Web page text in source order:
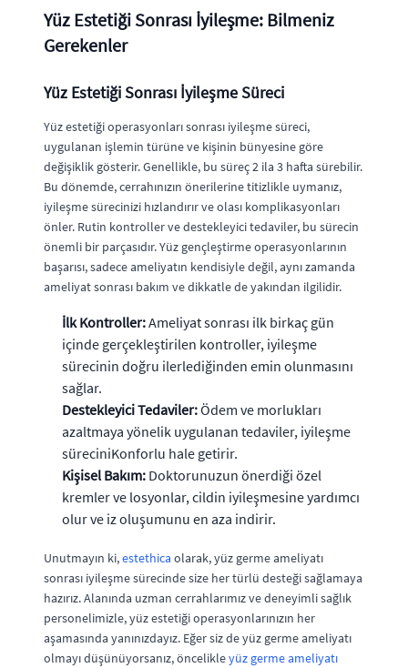
Yüz Estetiği Sonrası İyileşme: Bilmeniz
Gerekenler
Yüz Estetiği Sonrası İyileşme Süreci
Yüz estetiği operasyonları sonrası iyileşme süreci,
uygulanan işlemin türüne ve kişinin bünyesine göre
değişiklik gösterir. Genellikle, bu süreç 2 ila 3 hafta sürebilir.
Bu dönemde, cerrahınızın önerilerine titizlikle uymanız,
iyileşme sürecinizi hızlandırır ve olası komplikasyonları
önler. Rutin kontroller ve destekleyici tedaviler, bu sürecin
önemli bir parçasıdır. Yüz gençleştirme operasyonlarının
başarısı, sadece ameliyatın kendisiyle değil, aynı zamanda
ameliyat sonrası bakım ve dikkatle de yakından ilgilidir.
İlk Kontroller:Ameliyat sonrası ilk birkaç gün
içinde gerçekleştirilen kontroller, iyileşme
sürecinin doğru ilerlediğinden emin olunmasını
sağlar.
Destekleyici Tedaviler:Ödem ve morlukları
azaltmaya yönelik uygulanan tedaviler, iyileşme
süreciniKonforlu hale getirir.
Kişisel Bakım: Doktorunuzun önerdiği özel
kremler ve losyonlar, cildin iyileşmesine yardımcı
olur ve iz oluşumunu en aza indirir.
Unutmayın ki,estethica olarak, yüz germe ameliyatı
sonrası iyileşme sürecinde size her türlü desteği sağlamaya
hazırız. Alanında uzman cerrahlarımız ve deneyimli sağlık
personelimizle, yüz estetiği operasyonlarınızın her
aşamasında yanınızdayız. Eğer siz de yüz germe ameliyatı
olmayı düşünüyorsanız, öncelikleyüz germe ameliyatı